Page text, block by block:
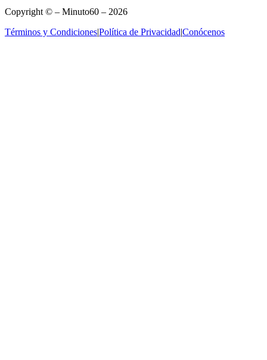
Copyright © – Minuto60 – 2026
Términos y Condiciones|Política de Privacidad|Conócenos